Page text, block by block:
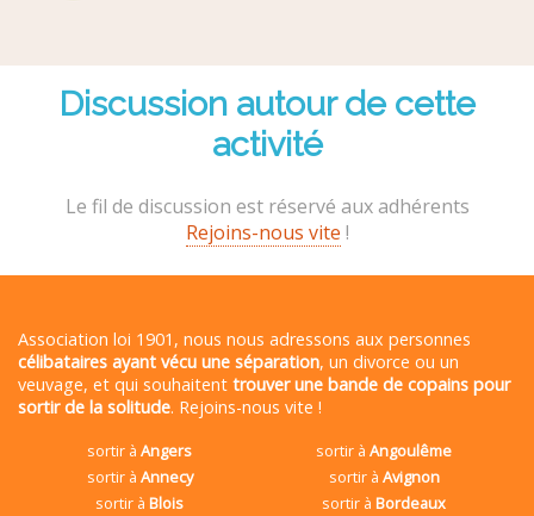
Discussion autour de cette
activité
Le fil de discussion est réservé aux adhérents
Rejoins-nous vite !
Association loi 1901, nous nous adressons aux personnes
célibataires ayant vécu une séparation, un divorce ou un
veuvage, et qui souhaitent trouver une bande de copains pour
sortir de la solitude. Rejoins-nous vite !
sortir àAngers sortir àAngoulême
sortir à Annecy sortir à Avignon
sortir àBlois sortir àBordeaux